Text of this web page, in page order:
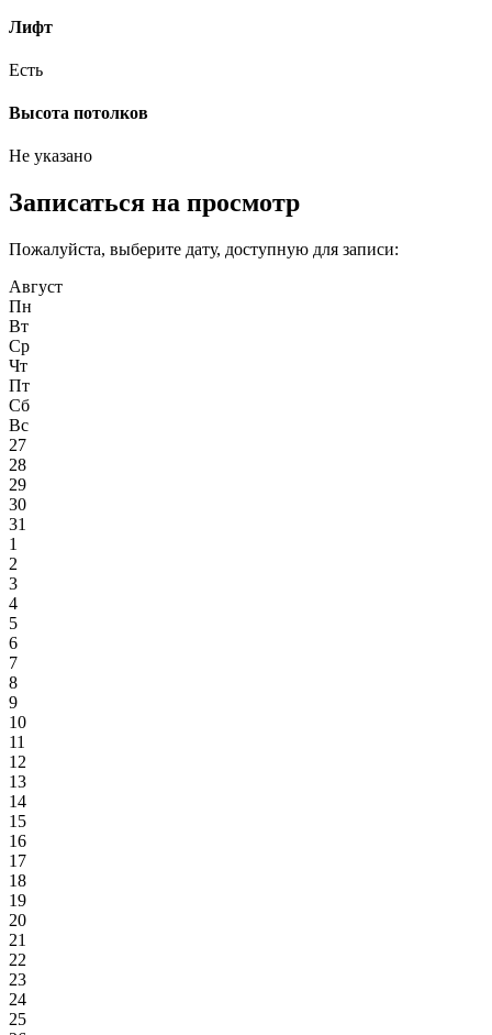
Лифт
Есть
Высота потолков
Не указано
Записаться на просмотр
Пожалуйста, выберите дату, доступную для записи:
Август
Пн
Вт
Ср
Чт
Пт
Сб
Вс
27
28
29
30
31
1
2
3
4
5
6
7
8
9
10
11
12
13
14
15
16
17
18
19
20
21
22
23
24
25